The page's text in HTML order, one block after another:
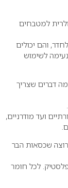
למטבחים
והם יכולים
לשימוש
דברים שצריך
ועד מודרניים,
שכסאות הבר
לכל חומר